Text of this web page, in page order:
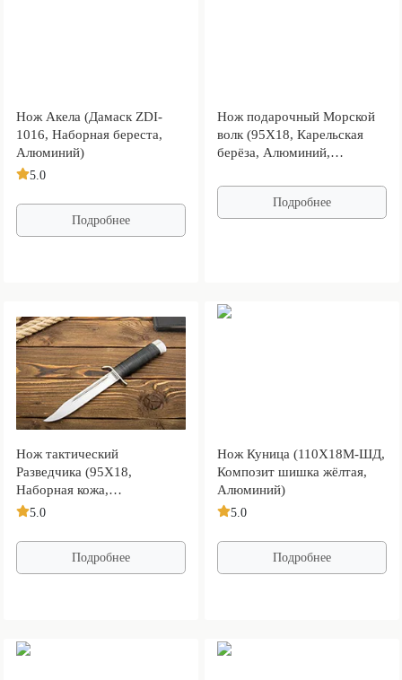
Нож Акела (Дамаск ZDI-
1016, Наборная береста,
Алюминий)
5.0
Подробнее
Нож подарочный Морской
волк (95Х18, Карельская
берёза, Алюминий,
Подробнее
Нож тактический
Разведчика (95Х18,
Наборная кожа,
Нержавеющая сталь,
5.0
Подробнее
Нож Куница (110Х18М-ШД,
Композит шишка жёлтая,
Алюминий)
5.0
Подробнее